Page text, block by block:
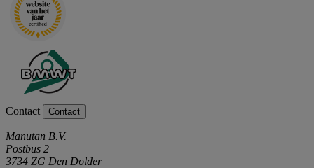
Contact Contact
Manutan B.V.
Postbus 2
3734 ZG Den Dolder